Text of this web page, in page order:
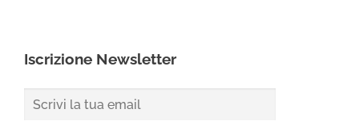
Iscrizione Newsletter